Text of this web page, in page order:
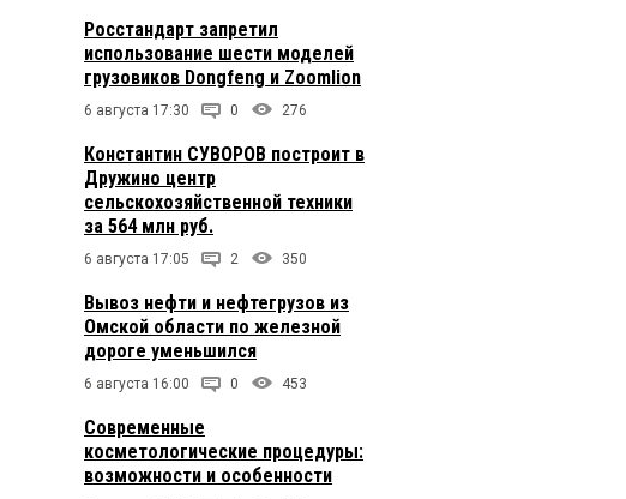
Росстандарт запретил
использование шести моделей
грузовиков Dongfeng и Zoomlion
6 августа 17:30 0 276
Константин СУВОРОВ построит в
Дружино центр
сельскохозяйственной техники
за 564 млн руб.
6 августа 17:05 2 350
Вывоз нефти и нефтегрузов из
Омской области по железной
дороге уменьшился
6 августа 16:00 0 453
Современные
косметологические процедуры:
возможности и особенности